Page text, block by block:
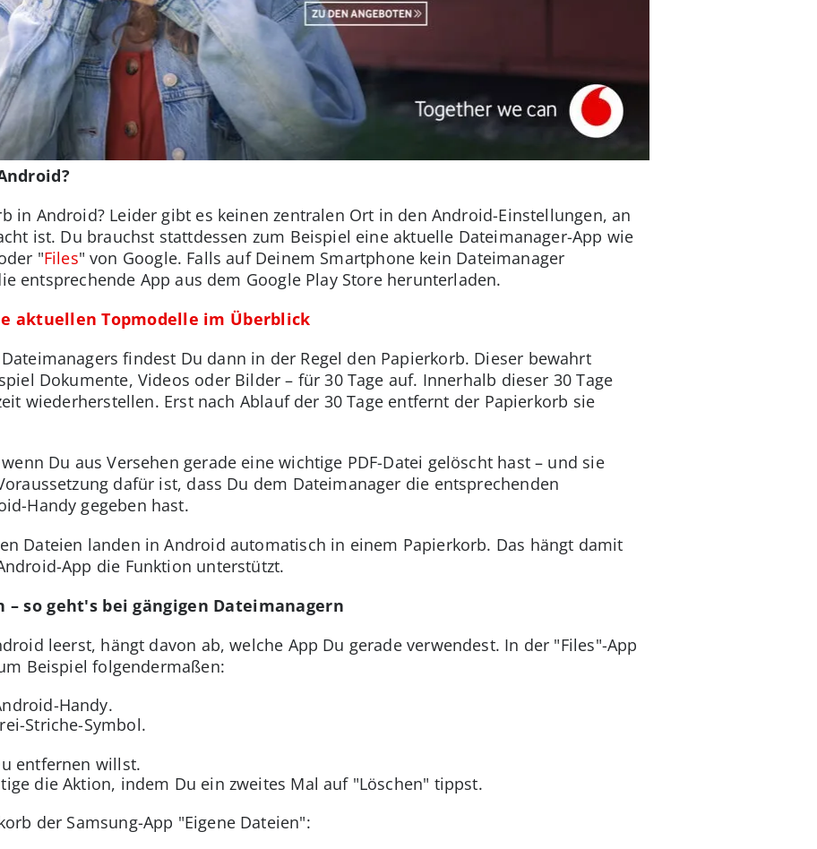
in Android? Leider gibt es keinen zentralen Ort in den Android-Einstellungen, an
ist. Du brauchst stattdessen zum Beispiel eine aktuelle Dateimanager-App wie
"Files" von Google. Falls auf Deinem Smartphone kein Dateimanager
entsprechende App aus dem Google Play Store herunterladen.
aktuellen Topmodelle im Überblick
findest Du dann in der Regel den Papierkorb. Dieser bewahrt
Dokumente, Videos oder Bilder – für 30 Tage auf. Innerhalb dieser 30 Tage
wiederherstellen. Erst nach Ablauf der 30 Tage entfernt der Papierkorb sie
Du aus Versehen gerade eine wichtige PDF-Datei gelöscht hast – und sie
dafür ist, dass Du dem Dateimanager die entsprechenden
Handy gegeben hast.
Dateien landen in Android automatisch in einem Papierkorb. Das hängt damit
App die Funktion unterstützt.
so geht's bei gängigen Dateimanagern
leerst, hängt davon ab, welche App Du gerade verwendest. In der "Files"-App
Beispiel folgendermaßen:
Handy.
Striche-Symbol.
entfernen willst.
die Aktion, indem Du ein zweites Mal auf "Löschen" tippst.
der Samsung-App "Eigene Dateien":